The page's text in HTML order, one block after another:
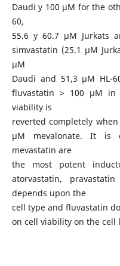
Daudi y 100 μM for the
60,
55.6 y 60.7 μM Jurkats
simvastatin (25.1 μM
μM
Daudi and 51,3 μM HL-
fluvastatin > 100 μM in
viability is
reverted completely
μM mevalonate. It is
mevastatin are
the most potent
atorvastatin,
depends upon the
cell type and fluvastatin
on cell viability on the cell